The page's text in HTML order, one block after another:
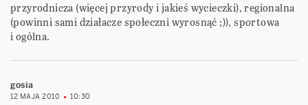
przyrodnicza (więcej przyrody i jakieś wycieczki), regionalna
(powinni sami działacze społeczni wyrosnąć ;)), sportowa
i ogólna.
gosia
12 MAJA 2010 10:30